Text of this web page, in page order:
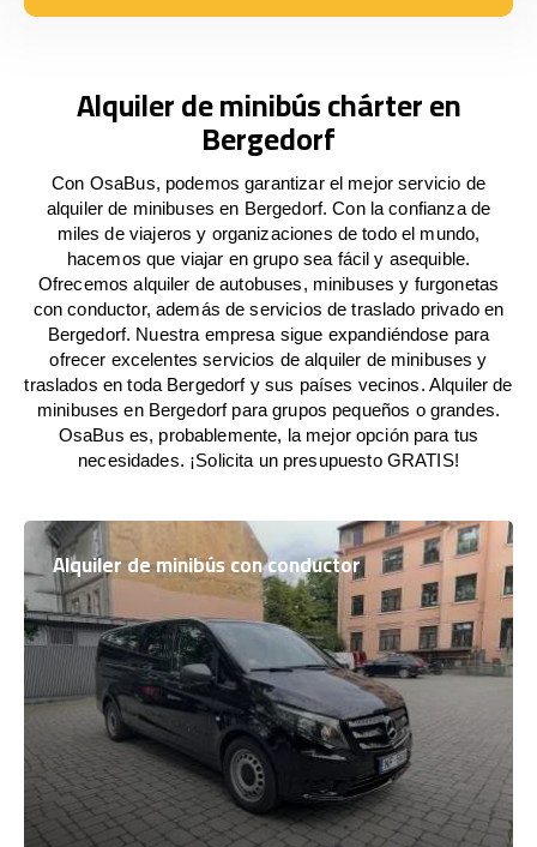
Alquiler de minibús chárter en
Bergedorf
Con OsaBus, podemos garantizar el mejor servicio de
alquiler de minibuses en Bergedorf. Con la confianza de
miles de viajeros y organizaciones de todo el mundo,
hacemos que viajar en grupo sea fácil y asequible.
Ofrecemos alquiler de autobuses, minibuses y furgonetas
con conductor, además de servicios de traslado privado en
Bergedorf. Nuestra empresa sigue expandiéndose para
ofrecer excelentes servicios de alquiler de minibuses y
traslados en toda Bergedorf y sus países vecinos. Alquiler de
minibuses en Bergedorf para grupos pequeños o grandes.
OsaBus es, probablemente, la mejor opción para tus
necesidades. ¡Solicita un presupuesto GRATIS!
Alquiler de minibús con conductor